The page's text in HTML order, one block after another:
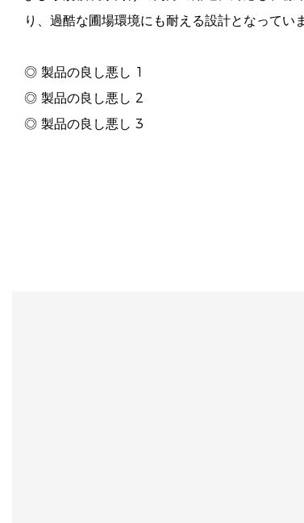
り、過酷な圃場環境にも耐える設計となってい
◎ 製品の良し悪し 1
◎ 製品の良し悪し 2
◎ 製品の良し悪し 3